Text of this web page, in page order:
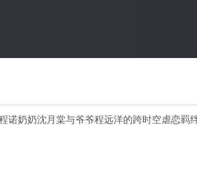
奶奶沈月棠与爷爷程远洋的跨时空虐恋羁